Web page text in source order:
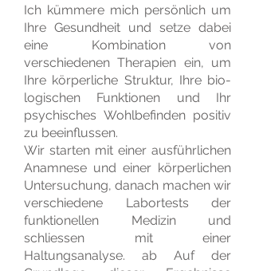
Ich kümmere mich persönlich um
Ihre Gesundheit und setze dabei
eine Kombination von
verschiedenen Therapien ein, um
Ihre körperliche Struktur, Ihre bio-
logischen Funktionen und Ihr
psychisches Wohlbefinden positiv
zu beeinflussen.
Wir starten mit einer ausführlichen
Anamnese und einer körperlichen
Untersuchung, danach machen wir
verschiedene Labortests der
funktionellen Medizin und
schliessen mit einer
Haltungsanalyse. ab Auf der